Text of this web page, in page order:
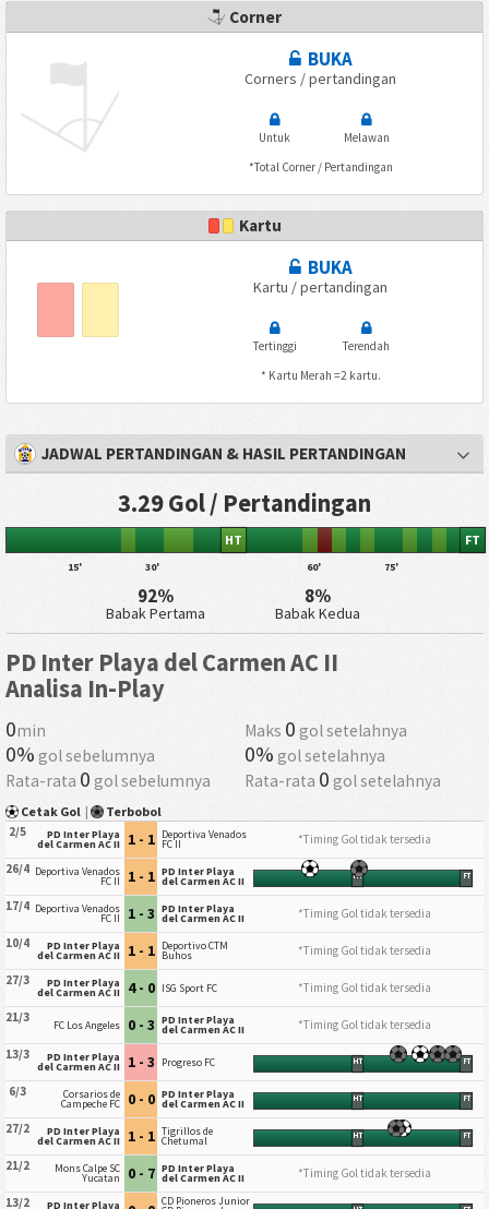
Corner
BUKA
Corners / pertandingan
Untuk
Melawan
*Total Corner / Pertandingan
Kartu
BUKA
Kartu / pertandingan
Tertinggi
Terendah
* Kartu Merah =2 kartu.
JADWAL PERTANDINGAN & HASIL PERTANDINGAN
3.29 Gol / Pertandingan
15' 30'
HT
60' 75'
FT
92%
Babak Pertama
8%
Babak Kedua
PD Inter Playa del Carmen AC II
Analisa In-Play
0min Maks 0 gol setelahnya
0% gol sebelumnya 0% gol setelahnya
Rata-rata 0 gol sebelumnya Rata-rata 0 gol setelahnya
Cetak Gol | Terbobol
2/5 PD Inter Playa
del Carmen AC II 1 - 1 Deportiva Venados
FC II
*Timing Gol tidak tersedia
26/4 Deportiva Venados
FC II 1 - 1 PD Inter Playa
del Carmen AC II HT FT
17/4 Deportiva Venados
FC II 1 - 3 PD Inter Playa
del Carmen AC II
*Timing Gol tidak tersedia
10/4
PD Inter Playa
del Carmen AC II 1 - 1 Deportivo CTM
Buhos
*Timing Gol tidak tersedia
27/3
PD Inter Playa
del Carmen AC II 4 - 0 ISG Sport FC
*Timing Gol tidak tersedia
21/3
FC Los Angeles 0 - 3 PD Inter Playa
del Carmen AC II
*Timing Gol tidak tersedia
13/3
PD Inter Playa
del Carmen AC II 1 - 3 Progreso FC HT FT
6/3 Corsarios de
Campeche FC 0 - 0 PD Inter Playa
del Carmen AC II HT FT
27/2 PD Inter Playa
del Carmen AC II 1 - 1 Tigrillos de
Chetumal HT FT
21/2 Mons Calpe SC
Yucatan 0 - 7 PD Inter Playa
del Carmen AC II
*Timing Gol tidak tersedia
13/2
PD Inter Playa CD Pioneros Junior